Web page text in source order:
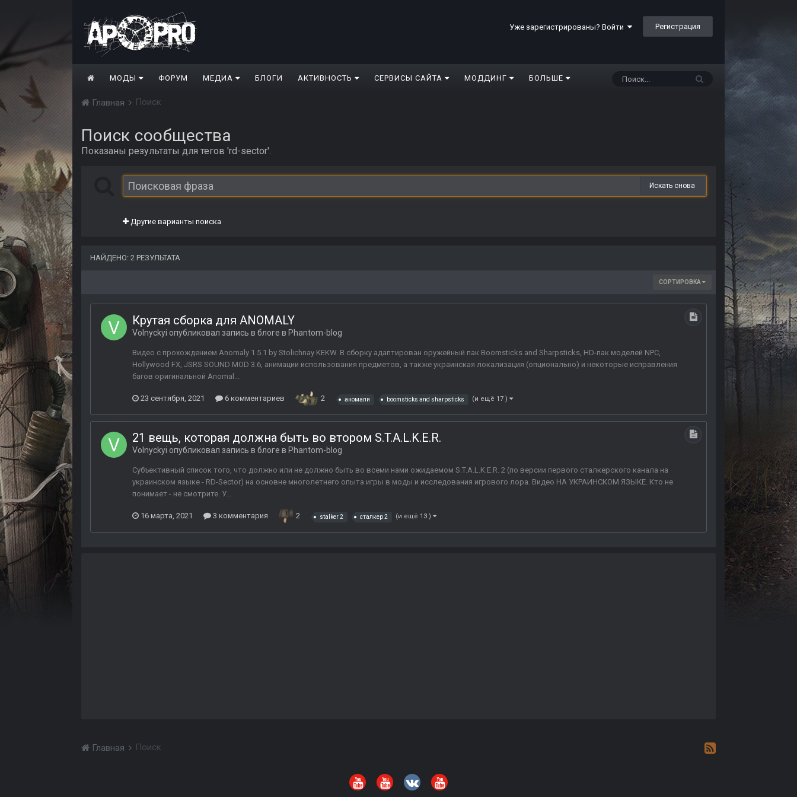
Уже зарегистрированы? Войти Регистрация
МОДЫ ФОРУМ МЕДИА БЛОГИ АКТИВНОСТЬ СЕРВИСЫ САЙТА МОДДИНГ БОЛЬШЕ
Главная Поиск
Поиск сообщества
Показаны результаты для тегов 'rd-sector'.
Искать снова
Другие варианты поиска
НАЙДЕНО: 2 РЕЗУЛЬТАТА
СОРТИРОВКА
Крутая сборка для ANOMALY
Volnyckyi опубликовал запись в блоге в Phantom-blog
Видео с прохождением Anomaly 1.5.1 by Stolichnay KEKW. В сборку адаптирован оружейный пак Boomsticks and Sharpsticks, HD-пак моделей NPC,
Hollywood FX, JSRS SOUND MOD 3.6, анимации использования предметов, а также украинская локализация (опционально) и некоторые исправления
багов оригинальной Anomal...
23 сентября, 2021 6 комментариев 2 аномали boomsticks and sharpsticks (и ещё 17 )
21 вещь, которая должна быть во втором S.T.A.L.K.E.R.
Volnyckyi опубликовал запись в блоге в Phantom-blog
Субъективный список того, что должно или не должно быть во всеми нами ожидаемом S.T.A.L.K.E.R. 2 (по версии первого сталкерского канала на
украинском языке - RD-Sector) на основне многолетнего опыта игры в моды и исследования игрового лора. Видео НА УКРАИНСКОМ ЯЗЫКЕ. Кто не
понимает - не смотрите. У...
16 марта, 2021 3 комментария 2 stalker 2 сталкер 2 (и ещё 13 )
Главная Поиск